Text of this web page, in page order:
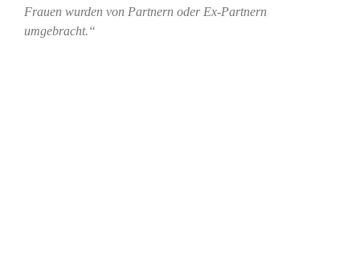
Frauen wurden von Partnern oder Ex-Partnern
umgebracht.“